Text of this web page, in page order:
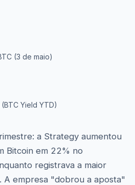
(3 de maio)
Yield YTD)
a Strategy aumentou
Bitcoin em 22% no
registrava a maior
A empresa "dobrou a aposta"